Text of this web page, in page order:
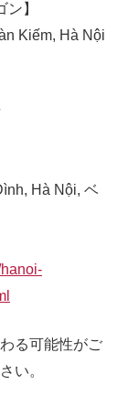
】
Kiếm, Hà Nội
Hà Nội, ベ
る可能性がご
い。